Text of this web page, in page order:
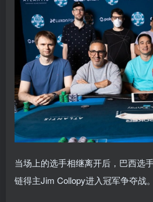
当场上的选手相继离开后，巴西选
链得主Jim Collopy进入冠军争夺战。